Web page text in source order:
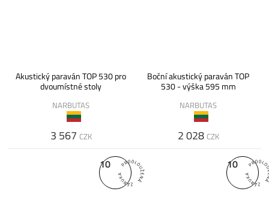
Akustický paraván TOP 530 pro
dvoumístné stoly
NARBUTAS
3 567 CZK
Boční akustický paraván TOP
530 - výška 595 mm
NARBUTAS
2 028 CZK
10 10